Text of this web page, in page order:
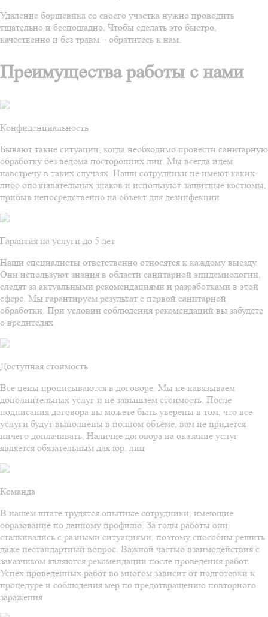
Удаление борщевика со своего участка нужно проводить
тщательно и беспощадно. Чтобы сделать это быстро,
качественно и без травм – обратитесь к нам.
Преимущества работы с нами
Конфиденциальность
Бывают такие ситуации, когда необходимо провести санитарную
обработку без ведома посторонних лиц. Мы всегда идем
навстречу в таких случаях. Наши сотрудники не имеют каких-
либо опознавательных знаков и используют защитные костюмы,
прибыв непосредственно на объект для дезинфекции
Гарантия на услуги до 5 лет
Наши специалисты ответственно относятся к каждому выезду.
Они используют знания в области санитарной эпидемиологии,
следят за актуальными рекомендациями и разработками в этой
сфере. Мы гарантируем результат с первой санитарной
обработки. При условии соблюдения рекомендаций вы забудете
о вредителях
Доступная стоимость
Все цены прописываются в договоре. Мы не навязываем
дополнительных услуг и не завышаем стоимость. После
подписания договора вы можете быть уверены в том, что все
услуги будут выполнены в полном объеме, вам не придется
ничего доплачивать. Наличие договора на оказание услуг
является обязательным для юр. лиц
Команда
В нашем штате трудятся опытные сотрудники, имеющие
образование по данному профилю. За годы работы они
сталкивались с разными ситуациями, поэтому способны решить
даже нестандартный вопрос. Важной частью взаимодействия с
заказчиком являются рекомендации после проведения работ.
Успех проведенных работ во многом зависит от подготовки к
процедуре и соблюдения мер по предотвращению повторного
заражения